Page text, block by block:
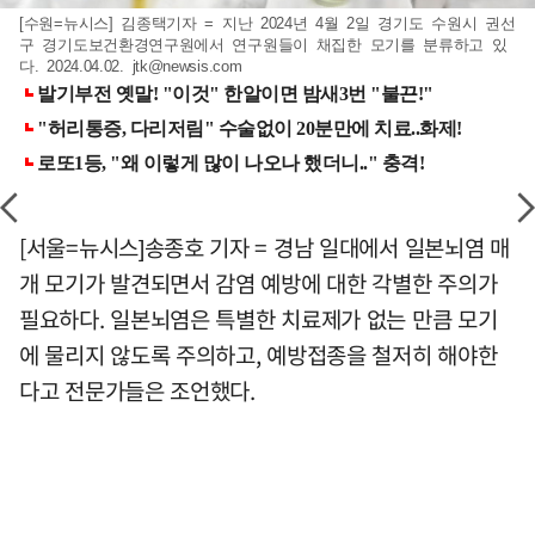
[수원=뉴시스] 김종택기자 = 지난 2024년 4월 2일 경기도 수원시 권선
구 경기도보건환경연구원에서 연구원들이 채집한 모기를 분류하고 있
다. 2024.04.02. jtk@newsis.com
[서울=뉴시스]송종호 기자 = 경남 일대에서 일본뇌염 매
개 모기가 발견되면서 감염 예방에 대한 각별한 주의가
필요하다. 일본뇌염은 특별한 치료제가 없는 만큼 모기
에 물리지 않도록 주의하고, 예방접종을 철저히 해야한
다고 전문가들은 조언했다.